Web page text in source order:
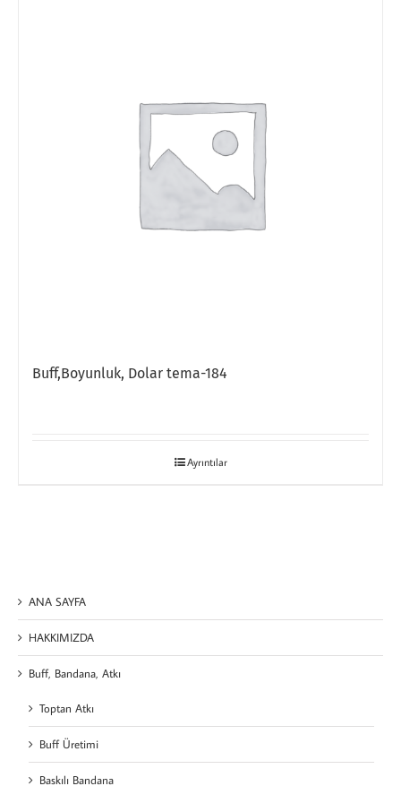
Buff,Boyunluk, Dolar tema-184
Ayrıntılar
ANA SAYFA
HAKKIMIZDA
Buff, Bandana, Atkı
Toptan Atkı
Buff Üretimi
Baskılı Bandana